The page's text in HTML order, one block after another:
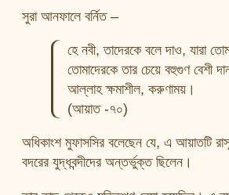
সুরা আনফালে বর্নিত –
হে নবী, তাদেরকে বলে দাও, যারা
তোমাদেরকে তার চেয়ে বহুগুণ বেশী
আল্লাহ ক্ষমাশীল, করুণাময়।
(আয়াত -৭০)
অধিকাংশ মুফাসসির বলেছেন যে, এ আয়াতটি
বদরের যুদ্ধবন্দীদের অন্তর্ভুক্ত ছিলেন।